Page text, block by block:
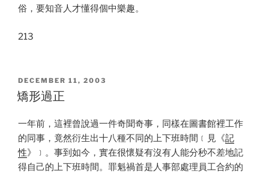
俗，要知音人才懂得個中樂趣。
213
POSTED
ON
DECEMBER 11, 2003
矯形過正
一年前，這裡曾說過一件奇聞奇事，同樣在圖書館裡工作
的同事，竟然衍生出十八種不同的上下班時間﹝見《記
性》﹞。事到如今，實在很懷疑有沒有人能分秒不差地記
得自己的上下班時間。罪魁禍首是人事部處理員工合約的